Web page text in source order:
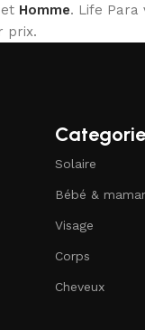
et Homme. Life Para
prix.
Solaire
Bébé &
Visage
Corps
Cheveux